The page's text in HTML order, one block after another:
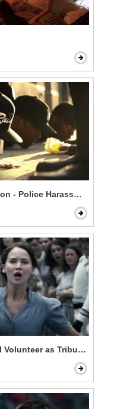
- Police Harassment
Volunteer as Tribute!